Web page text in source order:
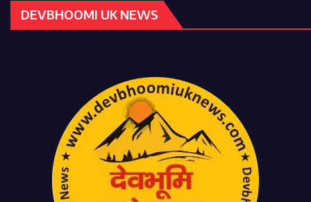
DEVBHOOMI UK NEWS